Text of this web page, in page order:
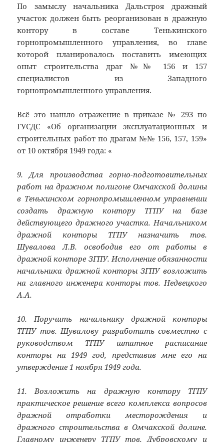
По замыслу начальника Дальстроя дражный
участок должен быть реорганизован в дражную
контору в составе Тенькинского
горнопромышленного управления, во главе
которой планировалось поставить имеющих
опыт строительства драг №№ 156 и 157
специалистов из Западного
горнопромышленного управления.
Всё это нашло отражение в приказе № 293 по
ГУСДС «Об организации эксплуатационных и
строительных работ по драгам №№ 156, 157, 159»
от 10 октября 1949 года: «
9. Для производства горно-подготовительных
работ на дражном полигоне Омчакской долины
в Тенькинском горнопромышленном управнении
создать дражную контору ТГПУ на базе
действующего дражного участка. Начальником
дражной конторы ТГПУ назначить тов.
Шувалова Л.В. освободив его от работы в
дражной конторе ЗГПУ. Исполнение обязанности
начальника дражной конторы ЗГПУ возложить
на главного инженера конторы тов. Недвецкого
А.А.
10. Поручить начальнику дражной конторы
ТГПУ тов. Шувалову разработать совместно с
руководством ТГПУ штатное расписание
конторы на 1949 год, представив мне его на
утверждение 1 ноября 1949 года.
11. Возложить на дражную контору ТГПУ
практическое решение всего комплекса вопросов
дражной отработки месторождения и
дражного строительства в Омчакской долине.
Главному инженеру ТГПУ тов. Дубровскому и